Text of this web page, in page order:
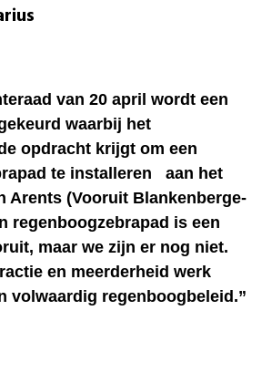
van 20 april wordt een
waarbij het
opdracht krijgt om een
te installeren aan het
Arents (Vooruit Blankenberge-
regenboogzebrapad is een
maar we zijn er nog niet.
en meerderheid werk
volwaardig regenboogbeleid.”